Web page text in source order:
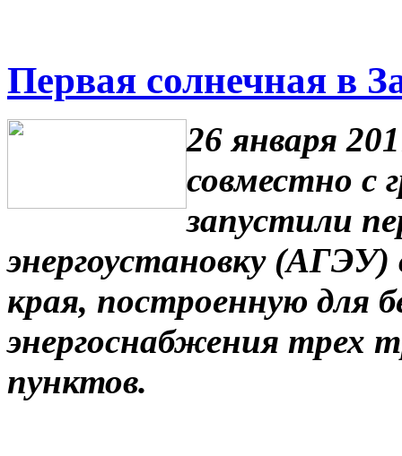
Первая солнечная в
26 января
совместно с
запустили
энергоустановку (АГЭУ)
края, построенную для
энергоснабжения трех
пунктов.